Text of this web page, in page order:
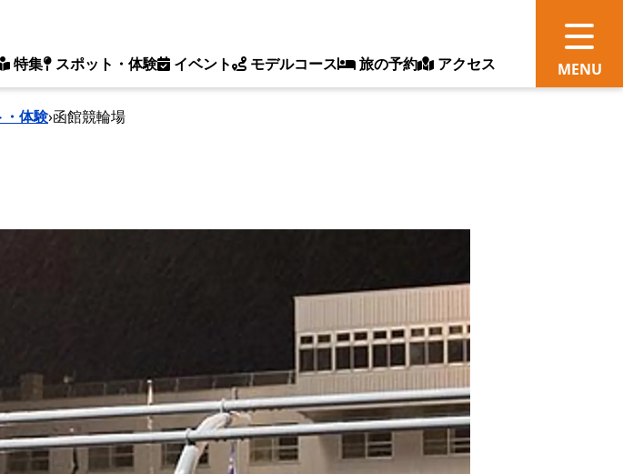
特集 スポット・体験 イベント モデルコース 旅の予約 アクセス
・体験›函館競輪場